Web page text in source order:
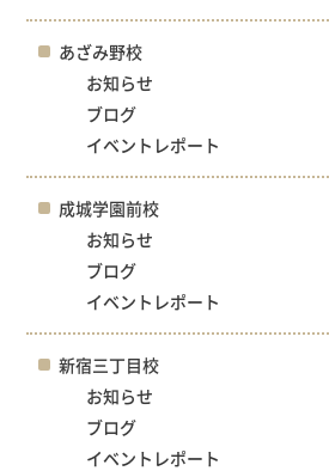
あざみ野校
お知らせ
ブログ
イベントレポート
成城学園前校
お知らせ
ブログ
イベントレポート
新宿三丁目校
お知らせ
ブログ
イベントレポート